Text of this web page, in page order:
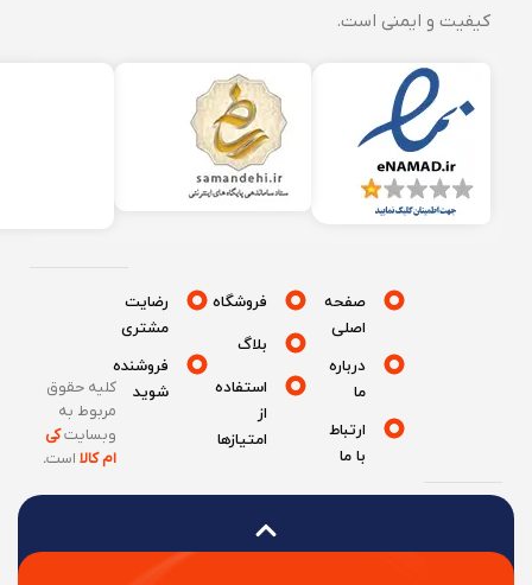
کیفیت و ایمنی است.
صفحه
درباره
ارتباط
فروشگاه
بلاگ
استفاده
امتیازها
رضایت
مشتری
فروشنده
شوید
کلیه حقوق
مربوط به
وبسایتکی
ام کالااست.